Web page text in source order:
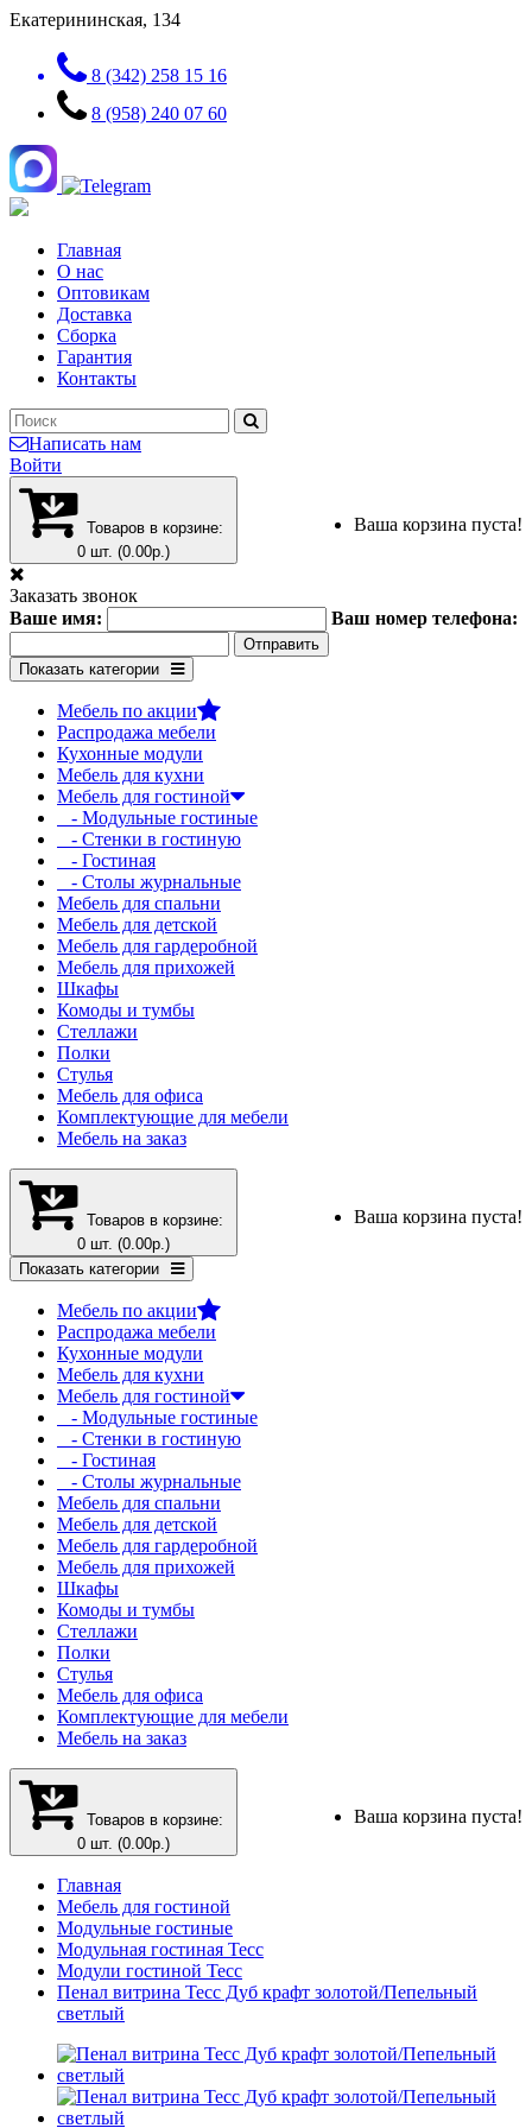
Екатерининская, 134
8 (342) 258 15 16
8 (958) 240 07 60
Главная
О нас
Оптовикам
Доставка
Сборка
Гарантия
Контакты
Написать нам
Войти
Товаров в корзине:
0 шт. (0.00р.)
Ваша корзина пуста!
Заказать звонок
Ваше имя:
Ваш номер телефона:
Показать категории
Мебель по акции
Распродажа мебели
Кухонные модули
Мебель для кухни
Мебель для гостиной
- Модульные гостиные
- Стенки в гостиную
- Гостиная
- Столы журнальные
Мебель для спальни
Мебель для детской
Мебель для гардеробной
Мебель для прихожей
Шкафы
Комоды и тумбы
Стеллажи
Полки
Стулья
Мебель для офиса
Комплектующие для мебели
Мебель на заказ
Товаров в корзине:
0 шт. (0.00р.)
Ваша корзина пуста!
Показать категории
Мебель по акции
Распродажа мебели
Кухонные модули
Мебель для кухни
Мебель для гостиной
- Модульные гостиные
- Стенки в гостиную
- Гостиная
- Столы журнальные
Мебель для спальни
Мебель для детской
Мебель для гардеробной
Мебель для прихожей
Шкафы
Комоды и тумбы
Стеллажи
Полки
Стулья
Мебель для офиса
Комплектующие для мебели
Мебель на заказ
Товаров в корзине:
0 шт. (0.00р.)
Ваша корзина пуста!
Главная
Мебель для гостиной
Модульные гостиные
Модульная гостиная Тесс
Модули гостиной Тесс
Пенал витрина Тесс Дуб крафт золотой/Пепельный
светлый